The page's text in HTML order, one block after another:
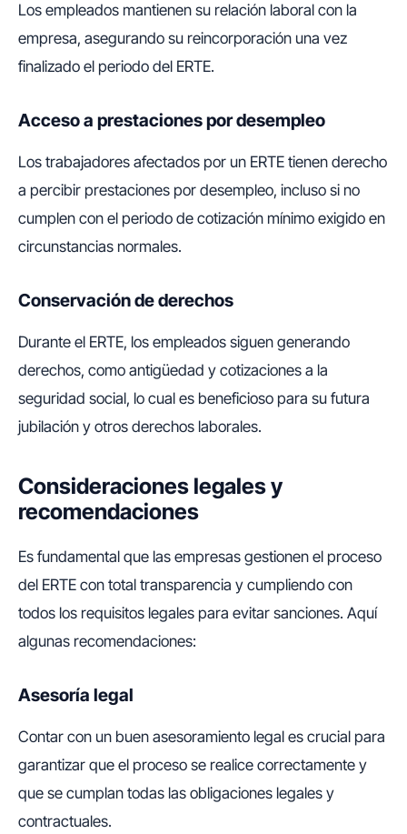
Los empleados mantienen su relación laboral con la
empresa, asegurando su reincorporación una vez
finalizado el periodo del ERTE.
Acceso a prestaciones por desempleo
Los trabajadores afectados por un ERTE tienen derecho
a percibir prestaciones por desempleo, incluso si no
cumplen con el periodo de cotización mínimo exigido en
circunstancias normales.
Conservación de derechos
Durante el ERTE, los empleados siguen generando
derechos, como antigüedad y cotizaciones a la
seguridad social, lo cual es beneficioso para su futura
jubilación y otros derechos laborales.
Consideraciones legales y
recomendaciones
Es fundamental que las empresas gestionen el proceso
del ERTE con total transparencia y cumpliendo con
todos los requisitos legales para evitar sanciones. Aquí
algunas recomendaciones:
Asesoría legal
Contar con un buen asesoramiento legal es crucial para
garantizar que el proceso se realice correctamente y
que se cumplan todas las obligaciones legales y
contractuales.